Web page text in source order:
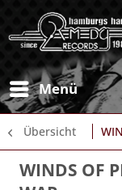
Menü
Übersicht
WINDS OF